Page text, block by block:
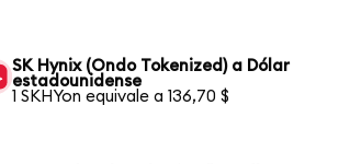
SK Hynix (Ondo Tokenized) a Dólar
estadounidense
1 SKHYon equivale a 136,70 $